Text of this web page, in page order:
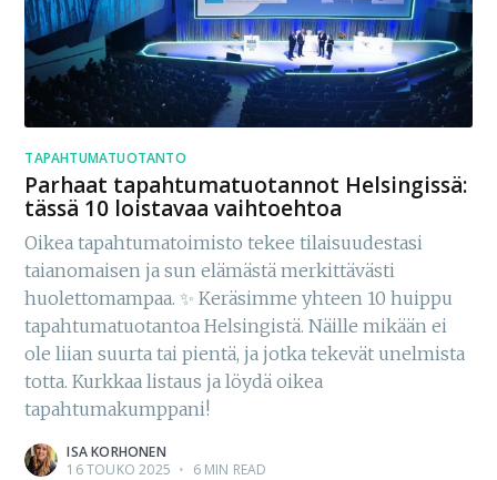
TAPAHTUMATUOTANTO
Parhaat tapahtumatuotannot Helsingissä:
tässä 10 loistavaa vaihtoehtoa
Oikea tapahtumatoimisto tekee tilaisuudestasi
taianomaisen ja sun elämästä merkittävästi
huolettomampaa. ✨ Keräsimme yhteen 10 huippu
tapahtumatuotantoa Helsingistä. Näille mikään ei
ole liian suurta tai pientä, ja jotka tekevät unelmista
totta. Kurkkaa listaus ja löydä oikea
tapahtumakumppani!
ISA KORHONEN
16 TOUKO 2025 • 6 MIN READ